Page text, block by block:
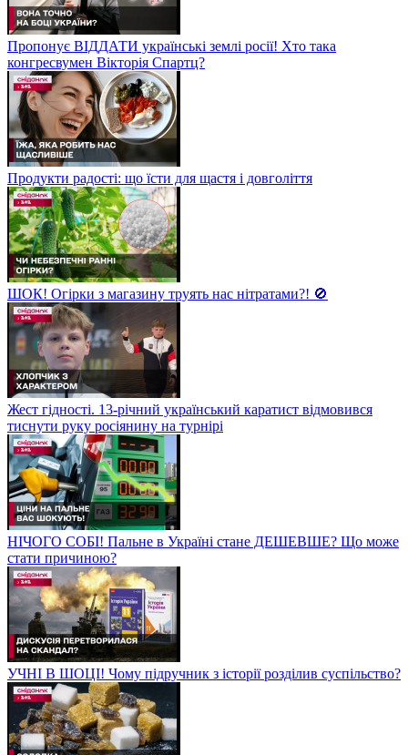
Пропонує ВІДДАТИ українські землі росії! Хто така
конгресвумен Вікторія Спартц?
Продукти радості: що їсти для щастя і довголіття
ШОК! Огірки з магазину труять нас нітратами?! 🚫
Жест гідності. 13-річний український каратист відмовився
тиснути руку росіянину на турнірі
НІЧОГО СОБІ! Пальне в Україні стане ДЕШЕВШЕ? Що може
стати причиною?
УЧНІ В ШОЦІ! Чому підручник з історії розділив суспільство?